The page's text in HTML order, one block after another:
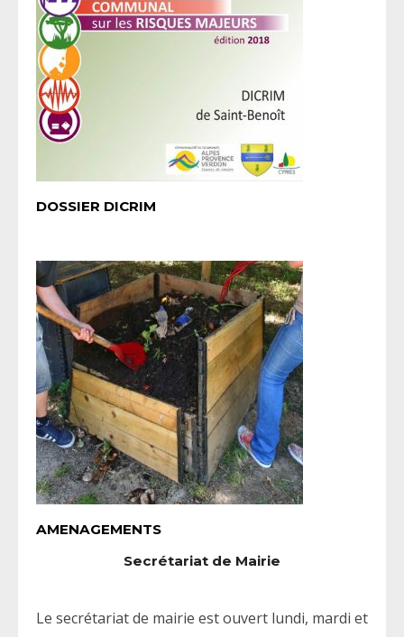
DOSSIER DICRIM
AMENAGEMENTS
Secrétariat de Mairie
Le secrétariat de mairie est ouvert lundi, mardi et